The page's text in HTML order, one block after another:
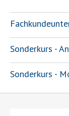
Sonderkurs -
Sonderkurs -